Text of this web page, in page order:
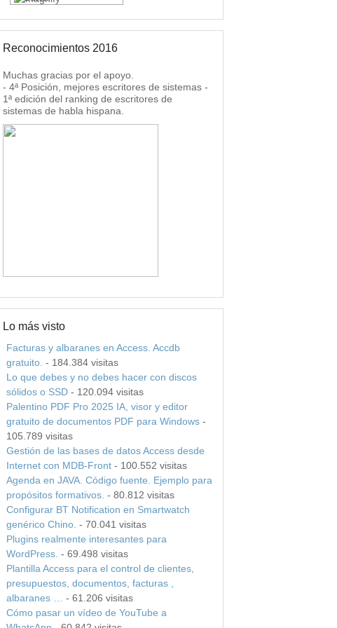
Reconocimientos 2016
Muchas gracias por el apoyo.
- 4ª Posición, mejores escritores de sistemas -
1ª edición del ranking de escritores de
sistemas de habla hispana.
Lo más visto
Facturas y albaranes en Access. Accdb
gratuito. - 184.384 visitas
Lo que debes y no debes hacer con discos
sólidos o SSD- 120.094 visitas
Palentino PDF Pro 2025 IA, visor y editor
gratuito de documentos PDF para Windows-
105.789 visitas
Gestión de las bases de datos Access desde
Internet con MDB-Front- 100.552 visitas
Agenda en JAVA. Código fuente. Ejemplo para
propósitos formativos. - 80.812 visitas
Configurar BT Notification en Smartwatch
genérico Chino. - 70.041 visitas
Plugins realmente interesantes para
WordPress. - 69.498 visitas
Plantilla Access para el control de clientes,
presupuestos, documentos, facturas ,
albaranes …
- 61.206 visitas
Cómo pasar un vídeo de YouTube a